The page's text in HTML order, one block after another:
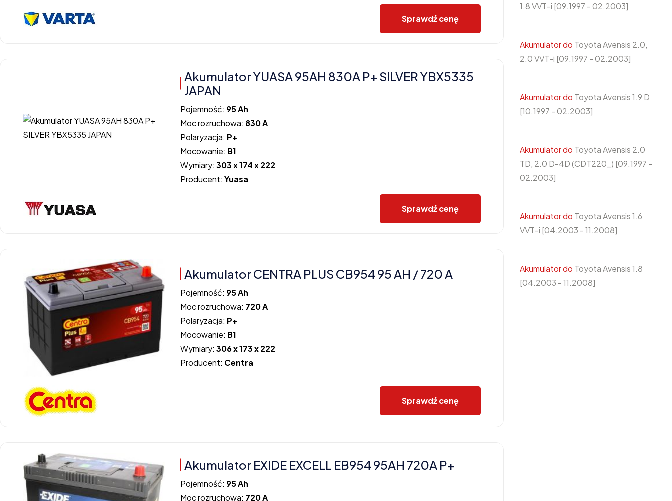
Sprawdź cenę
Akumulator YUASA 95AH 830A P+ SILVER YBX5335
JAPAN
Pojemność: 95 Ah
Moc rozruchowa: 830 A
Polaryzacja: P+
Mocowanie: B1
Wymiary:303 x 174 x 222
Producent:Yuasa
Sprawdź cenę
Akumulator CENTRA PLUS CB954 95 AH / 720 A
Pojemność: 95 Ah
Moc rozruchowa: 720 A
Polaryzacja: P+
Mocowanie: B1
Wymiary:306 x 173 x 222
Producent: Centra
Sprawdź cenę
Akumulator EXIDE EXCELL EB954 95AH 720A P+
Pojemność: 95 Ah
Moc rozruchowa: 720 A
1.8 VVT-i [09.1997 - 02.2003]
Akumulator do Toyota Avensis 2.0,
2.0 VVT-i [09.1997 - 02.2003]
Akumulator do Toyota Avensis 1.9 D
[10.1997 - 02.2003]
Akumulator do Toyota Avensis 2.0
TD, 2.0 D-4D (CDT220_) [09.1997 -
02.2003]
Akumulator do Toyota Avensis 1.6
VVT-i [04.2003 - 11.2008]
Akumulator do Toyota Avensis 1.8
[04.2003 - 11.2008]